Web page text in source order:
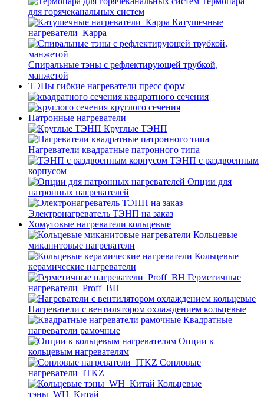
для горячеканальных систем
Катушечные
нагреватели_Карра
Спиральные тэны с рефлектирующей трубкой,
манжетой
ТЭНы гибкие нагреватели пресс форм
квадратного сечения
круглого сечения
Патронные нагреватели
Круглые ТЭНП
Нагреватели квадратные патронного типа
ТЭНП с раздвоенным
корпусом
Опции для
патронных нагревателей
Электронагреватель ТЭНП на заказ
Хомутовые нагреватели кольцевые
Кольцевые
миканитовые нагреватели
Кольцевые
керамические нагреватели
Герметичные
нагреватели_Proff_BH
Нагреватели с вентилятором охлаждением кольцевые
Квадратные
нагреватели рамочные
Опции к
кольцевым нагревателям
Cопловые
нагреватели_ITKZ
Кольцевые
тэны_WH_Китай